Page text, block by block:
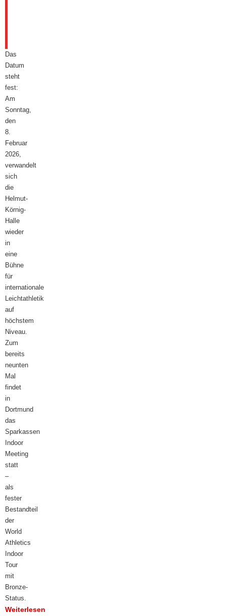
Das
Datum
steht
fest:
Am
Sonntag,
den
8.
Februar
2026,
verwandelt
sich
die
Helmut-
Körnig-
Halle
wieder
in
eine
Bühne
für
internationale
Leichtathletik
auf
höchstem
Niveau.
Zum
bereits
neunten
Mal
findet
in
Dortmund
das
Sparkassen
Indoor
Meeting
statt
–
als
fester
Bestandteil
der
World
Athletics
Indoor
Tour
mit
Bronze-
Status.
Weiterlesen